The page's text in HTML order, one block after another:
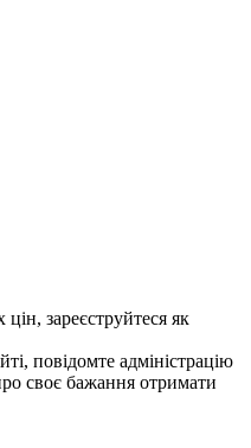
зареєструйтеся як
повідомте адміністрацію
своє бажання отримати